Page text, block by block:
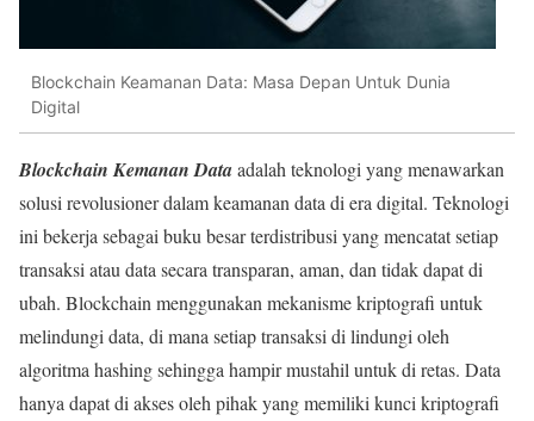
Blockchain Keamanan Data: Masa Depan Untuk Dunia
Digital
Blockchain Kemanan Dataadalah teknologi yang menawarkan
solusi revolusioner dalam keamanan data di era digital. Teknologi
ini bekerja sebagai buku besar terdistribusi yang mencatat setiap
transaksi atau data secara transparan, aman, dan tidak dapat di
ubah. Blockchain menggunakan mekanisme kriptografi untuk
melindungi data, di mana setiap transaksi di lindungi oleh
algoritma hashing sehingga hampir mustahil untuk di retas. Data
hanya dapat di akses oleh pihak yang memiliki kunci kriptografi